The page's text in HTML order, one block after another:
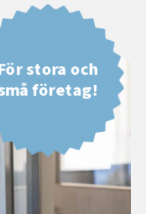
För stora och
små företag!